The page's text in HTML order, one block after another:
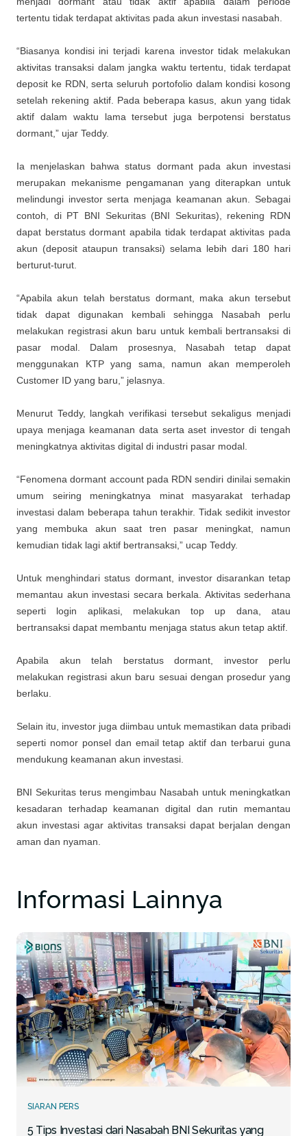
tertentu tidak terdapat aktivitas pada akun investasi nasabah.
“Biasanya kondisi ini terjadi karena investor tidak melakukan
aktivitas transaksi dalam jangka waktu tertentu, tidak terdapat
deposit ke RDN, serta seluruh portofolio dalam kondisi kosong
setelah rekening aktif. Pada beberapa kasus, akun yang tidak
aktif dalam waktu lama tersebut juga berpotensi berstatus
dormant,” ujar Teddy.
Ia menjelaskan bahwa status dormant pada akun investasi
merupakan mekanisme pengamanan yang diterapkan untuk
melindungi investor serta menjaga keamanan akun. Sebagai
contoh, di PT BNI Sekuritas (BNI Sekuritas), rekening RDN
dapat berstatus dormant apabila tidak terdapat aktivitas pada
akun (deposit ataupun transaksi) selama lebih dari 180 hari
berturut-turut.
“Apabila akun telah berstatus dormant, maka akun tersebut
tidak dapat digunakan kembali sehingga Nasabah perlu
melakukan registrasi akun baru untuk kembali bertransaksi di
pasar modal. Dalam prosesnya, Nasabah tetap dapat
menggunakan KTP yang sama, namun akan memperoleh
Customer ID yang baru,” jelasnya.
Menurut Teddy, langkah verifikasi tersebut sekaligus menjadi
upaya menjaga keamanan data serta aset investor di tengah
meningkatnya aktivitas digital di industri pasar modal.
“Fenomena dormant account pada RDN sendiri dinilai semakin
umum seiring meningkatnya minat masyarakat terhadap
investasi dalam beberapa tahun terakhir. Tidak sedikit investor
yang membuka akun saat tren pasar meningkat, namun
kemudian tidak lagi aktif bertransaksi,” ucap Teddy.
Untuk menghindari status dormant, investor disarankan tetap
memantau akun investasi secara berkala. Aktivitas sederhana
seperti login aplikasi, melakukan top up dana, atau
bertransaksi dapat membantu menjaga status akun tetap aktif.
Apabila akun telah berstatus dormant, investor perlu
melakukan registrasi akun baru sesuai dengan prosedur yang
berlaku.
Selain itu, investor juga diimbau untuk memastikan data pribadi
seperti nomor ponsel dan email tetap aktif dan terbarui guna
mendukung keamanan akun investasi.
BNI Sekuritas terus mengimbau Nasabah untuk meningkatkan
kesadaran terhadap keamanan digital dan rutin memantau
akun investasi agar aktivitas transaksi dapat berjalan dengan
aman dan nyaman.
Informasi Lainnya
SIARAN PERS
5 Tips Investasi dari Nasabah BNI Sekuritas yang